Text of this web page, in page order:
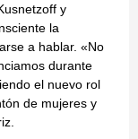
y
la
a hablar. «No
durante
el nuevo rol
de mujeres y